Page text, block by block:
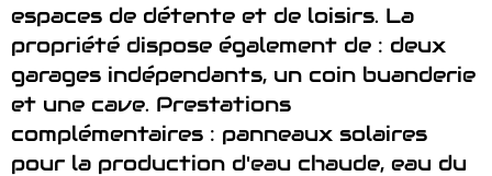
espaces de détente et de loisirs. La
propriété dispose également de : deux
garages indépendants, un coin buanderie
et une cave. Prestations
complémentaires : panneaux solaires
pour la production d'eau chaude, eau du